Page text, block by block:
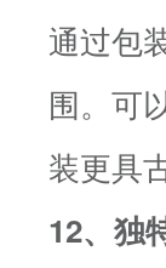
通过包
围。可
装更具
12、独